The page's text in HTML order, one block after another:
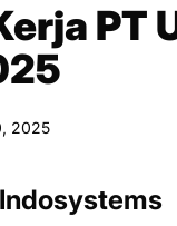
PT
2025